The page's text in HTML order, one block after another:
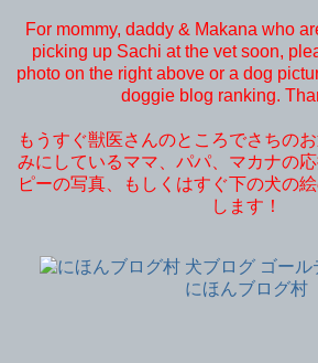
For mommy, daddy & Makana who
picking up Sachi at the vet soon,
photo on the right above or a dog
doggie blog ranking.
もうすぐ獣医さんのところでさちの
みにしているママ、パパ、マカナの
ピーの写真、もしくはすぐ下の犬の
します！
にほんブログ村